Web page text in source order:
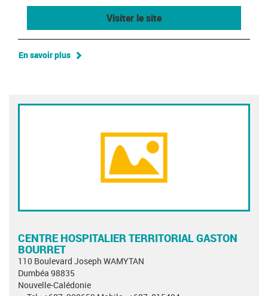
Visiter le site
En savoir plus
CENTRE HOSPITALIER TERRITORIAL GASTON
BOURRET
110 Boulevard Joseph WAMYTAN
Dumbéa 98835
Nouvelle-Calédonie